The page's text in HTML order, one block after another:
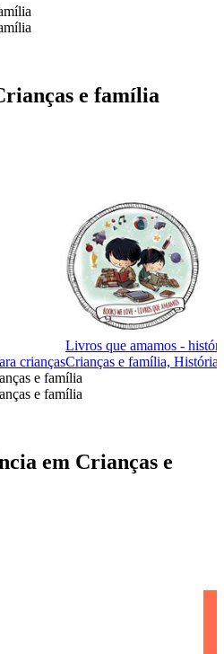
e família
crianças
Livros que amamos -
Crianças e família,
e família
e família
em Crianças e